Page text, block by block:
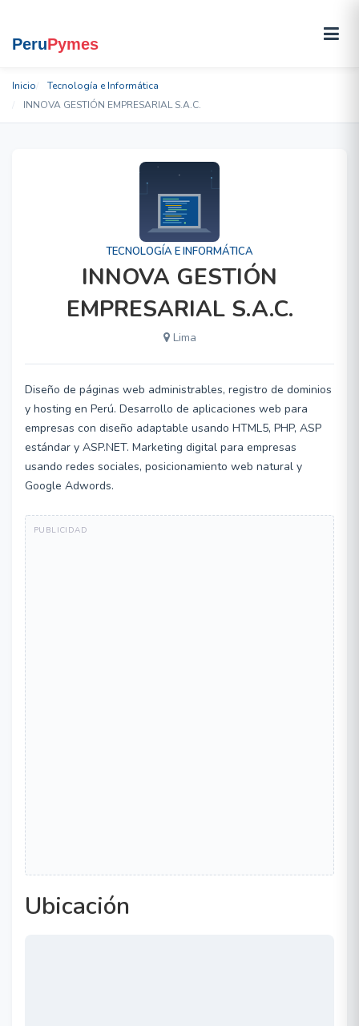
Inicio
Tecnología e Informática
INNOVA GESTIÓN EMPRESARIAL S.A.C.
TECNOLOGÍA E INFORMÁTICA
INNOVA GESTIÓN
EMPRESARIAL S.A.C.
Lima
Diseño de páginas web administrables, registro de dominios
y hosting en Perú. Desarrollo de aplicaciones web para
empresas con diseño adaptable usando HTML5, PHP, ASP
estándar y ASP.NET. Marketing digital para empresas
usando redes sociales, posicionamiento web natural y
Google Adwords.
Ubicación